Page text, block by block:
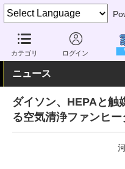
カテゴリ ログイン
家電 Watch 空調家電 空
ニュース
ダイソン、HEPAと触
る空気清浄ファンヒー